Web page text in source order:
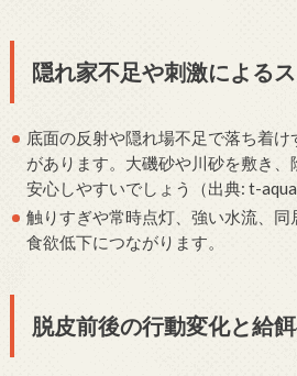
隠れ家不足や刺激による
底面の反射や隠れ場不足で落ち着け
があります。大磯砂や川砂を敷き、
安心しやすいでしょう（出典: t-
触りすぎや常時点灯、強い水流、同
食欲低下につながります。
脱皮前後の行動変化と給